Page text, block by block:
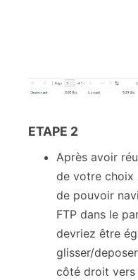
ETAPE 2
Après avoir
de votre choix
de pouvoir
FTP dans le
devriez être
glisser/
côté droit vers